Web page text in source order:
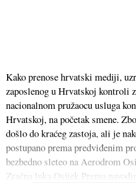
Kako prenose hrvatski mediji,
zaposlenog u Hrvatskoj kontroli
nacionalnom pružaocu usluga
Hrvatskoj, na početak smene.
došlo do kraćeg zastoja, ali je
postupano prema predviđenim
bezbedno sleteo na Aerodrom
Zračna luka Osijek Prema